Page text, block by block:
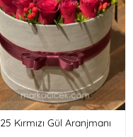
25 Kırmızı Gül Aranjmanı